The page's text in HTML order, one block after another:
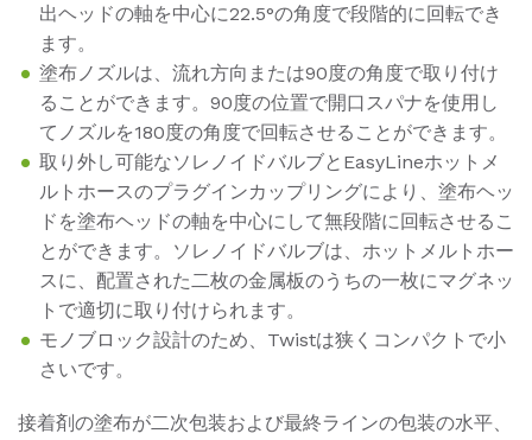
出ヘッドの軸を中心に22.5°の角度で段階的に回転でき
ます。
塗布ノズルは、流れ方向または90度の角度で取り付け
ることができます。90度の位置で開口スパナを使用し
てノズルを180度の角度で回転させることができます。
取り外し可能なソレノイドバルブとEasyLineホットメ
ルトホースのプラグインカップリングにより、塗布ヘッ
ドを塗布ヘッドの軸を中心にして無段階に回転させるこ
とができます。ソレノイドバルブは、ホットメルトホー
スに、配置された二枚の金属板のうちの一枚にマグネッ
トで適切に取り付けられます。
モノブロック設計のため、Twistは狭くコンパクトで小
さいです。
接着剤の塗布が二次包装および最終ラインの包装の水平、